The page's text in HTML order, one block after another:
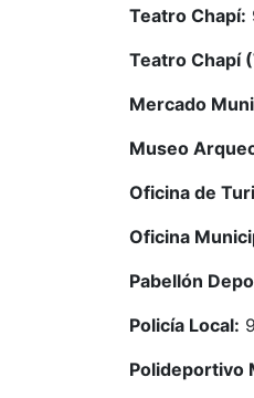
Teatro Chapí:
Teatro Chapí
Mercado
Museo
Oficina de
Oficina
Pabellón
Policía Local:
Polideportivo